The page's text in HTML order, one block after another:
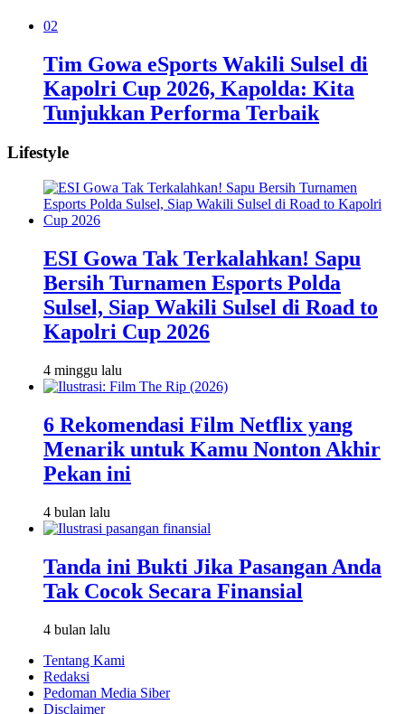
02
Tim Gowa eSports Wakili Sulsel di
Kapolri Cup 2026, Kapolda: Kita
Tunjukkan Performa Terbaik
Lifestyle
ESI Gowa Tak Terkalahkan! Sapu
Bersih Turnamen Esports Polda
Sulsel, Siap Wakili Sulsel di Road to
Kapolri Cup 2026
4 minggu lalu
6 Rekomendasi Film Netflix yang
Menarik untuk Kamu Nonton Akhir
Pekan ini
4 bulan lalu
Tanda ini Bukti Jika Pasangan Anda
Tak Cocok Secara Finansial
4 bulan lalu
Tentang Kami
Redaksi
Pedoman Media Siber
Disclaimer